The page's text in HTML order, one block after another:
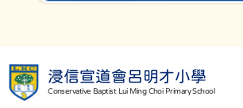
浸信宣道會呂明才小學
Conservative Baptist Lui Ming Choi Primary School